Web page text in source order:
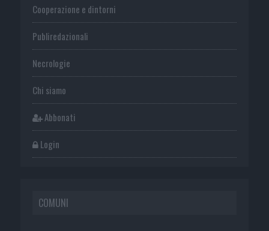
Cooperazione e dintorni
Publiredazionali
Necrologie
Chi siamo
Abbonati
Login
COMUNI